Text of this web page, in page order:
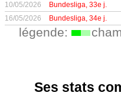
10/05/2026
Bundesliga, 33e j.
16/05/2026
Bundesliga, 34e j.
légende:
Ses stats